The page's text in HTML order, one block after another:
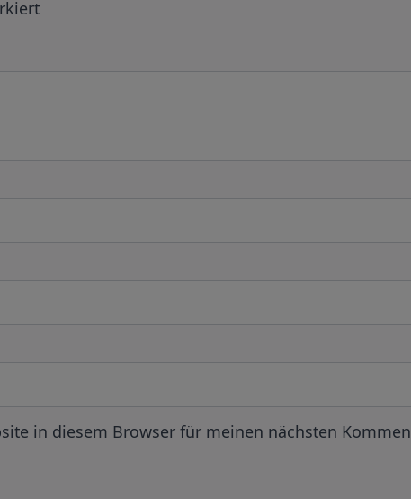
in diesem Browser für meinen nächsten